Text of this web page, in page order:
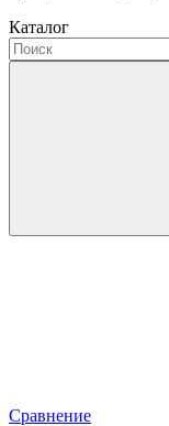
Каталог
Сравнение